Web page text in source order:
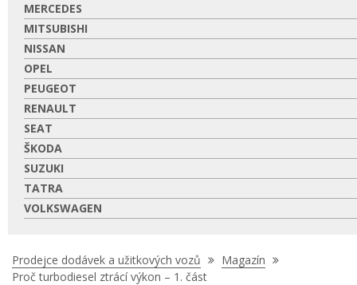
MERCEDES
MITSUBISHI
NISSAN
OPEL
PEUGEOT
RENAULT
SEAT
ŠKODA
SUZUKI
TATRA
VOLKSWAGEN
Nacházíte
se
Prodejce dodávek a užitkových vozů
Magazín
Proč turbodiesel ztrácí výkon – 1. část